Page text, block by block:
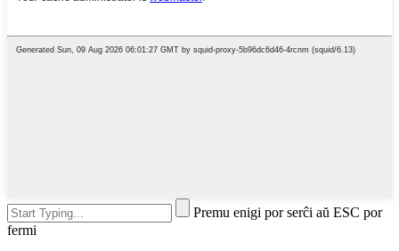
Premu enigi por serĉi aŭ ESC por
fermi